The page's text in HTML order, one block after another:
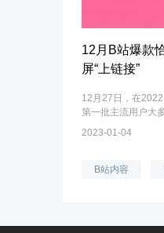
12月B站爆款
屏“上链接”
12月27日，在
第一批主流用户大
对内容的需求有了
2023-01-04
B站内容